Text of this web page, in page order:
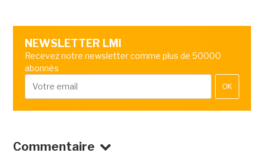
NEWSLETTER LMI
Recevez notre newsletter comme plus de 50000
abonnés
OK
Commentaire